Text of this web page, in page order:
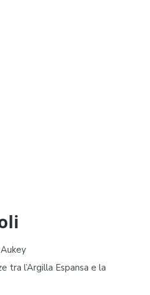
tra l’Argilla Espansa e la